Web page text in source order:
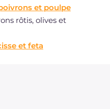
et poulpe
rôtis, olives et
et feta